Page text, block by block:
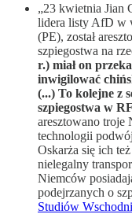
„23 kwietnia Jian
lidera listy AfD w
(PE), został
szpiegostwa na
r.) miał on
inwigilować
(...) To kolejne z
szpiegostwa w
aresztowano troje
technologii
Oskarża się ich
nielegalny
Niemców
podejrzanych o
Studiów